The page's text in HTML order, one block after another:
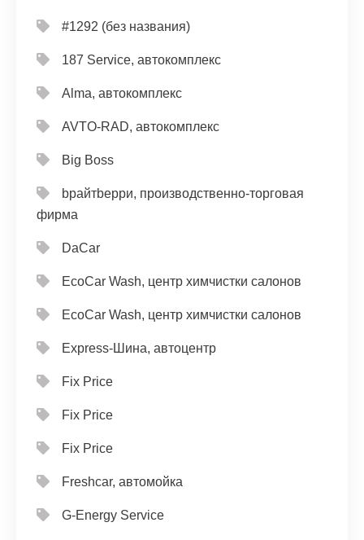
#1292 (без названия)
187 Service, автокомплекс
Alma, автокомплекс
AVTO-RAD, автокомплекс
Big Boss
bрайтbерри, производственно-торговая
фирма
DaCar
EcoCar Wash, центр химчистки салонов
EcoCar Wash, центр химчистки салонов
Express-Шина, автоцентр
Fix Price
Fix Price
Fix Price
Freshcar, автомойка
G-Energy Service